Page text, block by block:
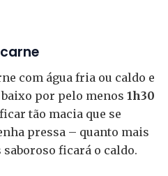
com água fria ou caldo e
por pelo menos 1h30
tão macia que se
pressa – quanto mais
ficará o caldo.